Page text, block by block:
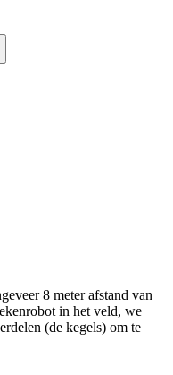
8 meter afstand van
in het veld, we
(de kegels) om te